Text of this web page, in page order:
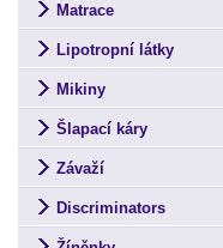
Matrace
Lipotropní látky
Mikiny
Šlapací káry
Závaží
Discriminators